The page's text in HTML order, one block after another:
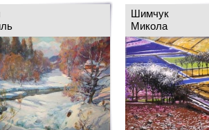
Шимчук
Микола